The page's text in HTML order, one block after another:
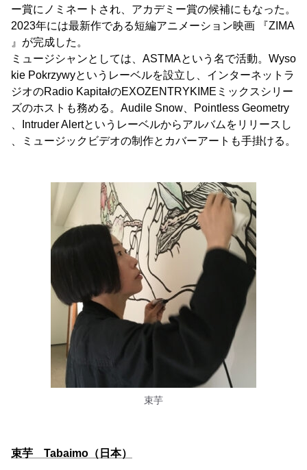
ー賞にノミネートされ、アカデミー賞の候補にもなった。
2023年には最新作である短編アニメーション映画 『ZIMA
』が完成した。
ミュージシャンとしては、ASTMAという名で活動。Wyso
kie Pokrzywyというレーベルを設立し、インターネットラ
ジオのRadio KapitałのEXOZENTRYKIMEミックスシリー
ズのホストも務める。Audile Snow、Pointless Geometry
、Intruder Alertというレーベルからアルバムをリリースし
、ミュージックビデオの制作とカバーアートも手掛ける。
束芋
束芋 Tabaimo（日本）